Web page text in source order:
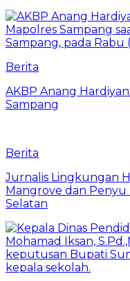
Berita
AKBP Anang
Sampang
Berita
Jurnalis Lingkungan
Mangrove dan Penyu
Selatan